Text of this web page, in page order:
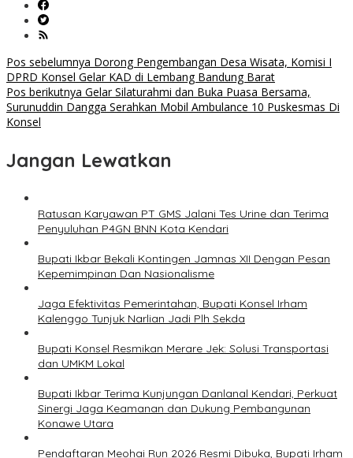
Navigasi
pos
Pos sebelumnya Dorong Pengembangan Desa Wisata, Komisi I
DPRD Konsel Gelar KAD di Lembang Bandung Barat
Pos berikutnya Gelar Silaturahmi dan Buka Puasa Bersama,
Surunuddin Dangga Serahkan Mobil Ambulance 10 Puskesmas Di
Konsel
Jangan Lewatkan
Ratusan Karyawan PT GMS Jalani Tes Urine dan Terima
Penyuluhan P4GN BNN Kota Kendari
Bupati Ikbar Bekali Kontingen Jamnas XII Dengan Pesan
Kepemimpinan Dan Nasionalisme
Jaga Efektivitas Pemerintahan, Bupati Konsel Irham
Kalenggo Tunjuk Narlian Jadi Plh Sekda
Bupati Konsel Resmikan Merare Jek: Solusi Transportasi
dan UMKM Lokal
Bupati Ikbar Terima Kunjungan Danlanal Kendari, Perkuat
Sinergi Jaga Keamanan dan Dukung Pembangunan
Konawe Utara
Pendaftaran Meohai Run 2026 Resmi Dibuka, Bupati Irham